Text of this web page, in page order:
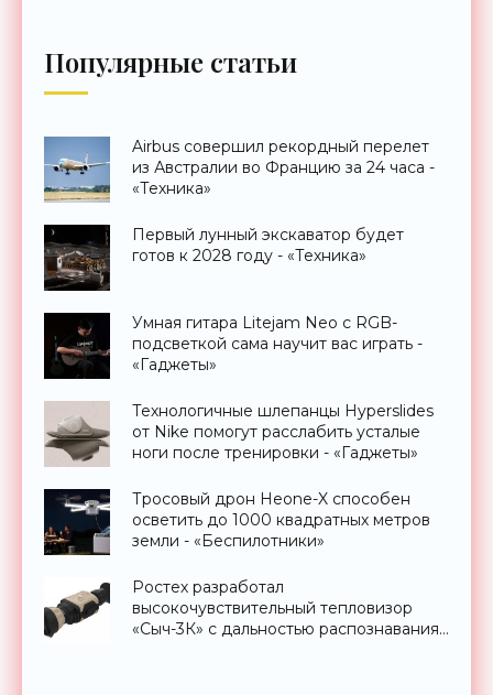
Популярные статьи
Airbus совершил рекордный перелет
из Австралии во Францию за 24 часа -
«Техника»
Первый лунный экскаватор будет
готов к 2028 году - «Техника»
Умная гитара Litejam Neo с RGB-
подсветкой сама научит вас играть -
«Гаджеты»
Технологичные шлепанцы Hyperslides
от Nike помогут расслабить усталые
ноги после тренировки - «Гаджеты»
Тросовый дрон Heone-X способен
осветить до 1000 квадратных метров
земли - «Беспилотники»
Ростех разработал
высокочувствительный тепловизор
«Сыч-3К» с дальностью распознавания